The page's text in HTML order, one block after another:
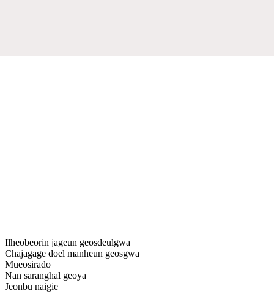
Ilheobeorin jageun geosdeulgwa
Chajagage doel manheun geosgwa
Mueosirado
Nan saranghal geoya
Jeonbu naigie